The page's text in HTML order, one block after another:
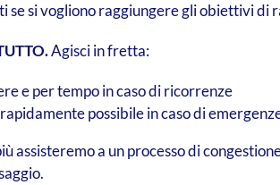
se si vogliono raggiungere gli obiettivi di
Agisci in fretta:
e per tempo in caso di ricorrenze
possibile in caso di
assisteremo a un processo di